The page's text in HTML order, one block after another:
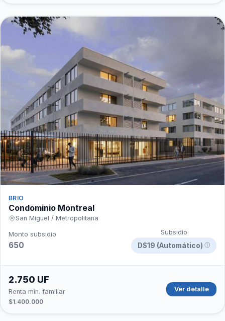
BRIO
Condominio Montreal
San Miguel / Metropolitana
Monto subsidio
650
Subsidio
DS19 (Automático) ⓘ
2.750 UF
Renta mín. familiar
$1.400.000
Ver detalle